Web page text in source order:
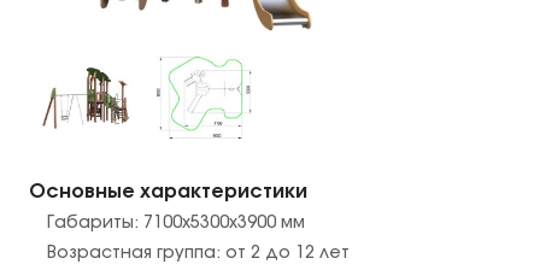
Основные характеристики
Габариты: 7100х5300х3900 мм
Возрастная группа: от 2 до 12 лет